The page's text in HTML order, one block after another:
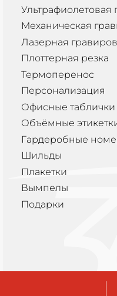
Ультрафиолетовая
Механическая
Лазерная
Плоттерная резка
Термоперенос
Персонализация
Офисные таблички
Объёмные
Гардеробные
Шильды
Плакетки
Вымпелы
Подарки